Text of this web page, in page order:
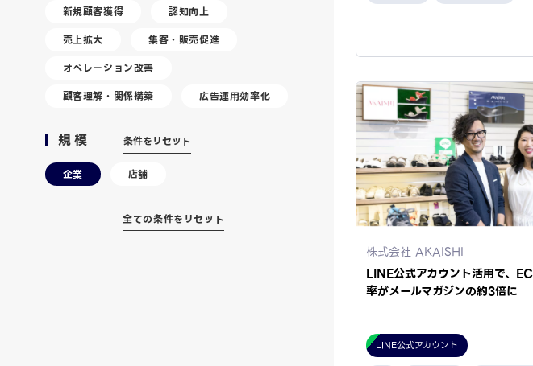
新規顧客獲得
認知向上
売上拡大
集客・販売促進
オペレーション改善
顧客理解・関係構築
広告運用効率化
規模 条件をリセット
企業 店舗
全ての条件をリセット
株式会社 AKAISHI
LINE公式アカウント活用で、
率がメールマガジンの約3倍に
LINE公式アカウント